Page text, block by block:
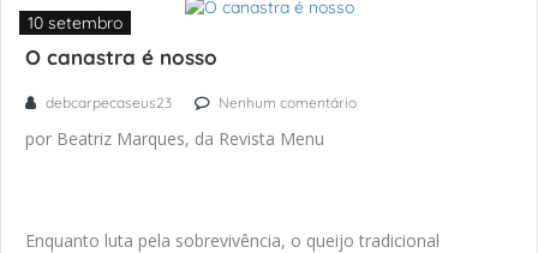
O canastra é nosso
10 setembro
debcarpecaseus23 Nenhum comentário
por Beatriz Marques, da Revista Menu
Enquanto luta pela sobrevivência, o queijo tradicional